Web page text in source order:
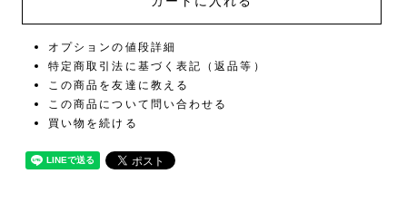
オプションの値段詳細
特定商取引法に基づく表記（返品等）
この商品を友達に教える
この商品について問い合わせる
買い物を続ける